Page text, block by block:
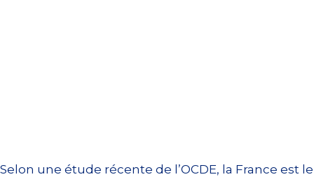
Selon une étude récente de l’OCDE, la France est le